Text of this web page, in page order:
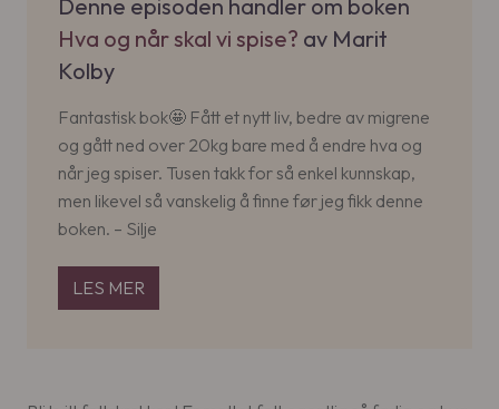
Denne episoden handler om boken
Hva og når skal vi spise? av Marit
Kolby
Fantastisk bok🤩 Fått et nytt liv, bedre av migrene
og gått ned over 20kg bare med å endre hva og
når jeg spiser. Tusen takk for så enkel kunnskap,
men likevel så vanskelig å finne før jeg fikk denne
boken. – Silje
LES MER